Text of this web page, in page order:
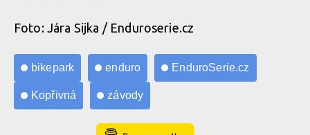
Norco Enduro Race Morávka - Jára Sijka / Enduroserie.cz
Norco Enduro Race Morávka - Jára Sijka / Enduroserie.cz
Foto: Jára Sijka / Enduroserie.cz
bikepark enduro EnduroSerie.cz
Kopřivná závody